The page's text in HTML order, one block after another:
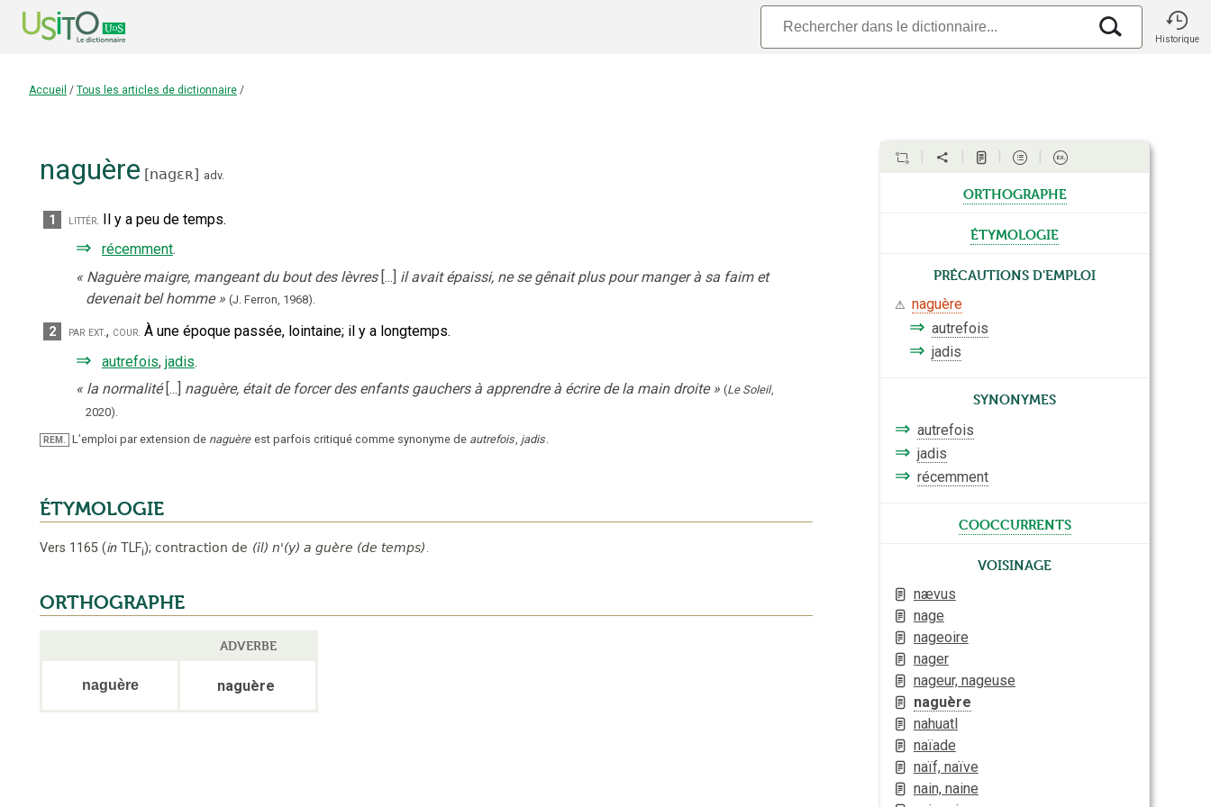
Historique
Accueil / Tous les articles de dictionnaire /
naguère [nagɛʀ] adv.
1 littér. Il y a peu de temps.
⇒ récemment.
« Naguère maigre, mangeant du bout des lèvres [...] il avait épaissi, ne se gênait plus pour manger à sa faim et
devenait bel homme » (J. Ferron, 1968).
2 par ext., cour. À une époque passée, lointaine; il y a longtemps.
⇒ autrefois, jadis.
« la normalité [...] naguère, était de forcer des enfants gauchers à apprendre à écrire de la main droite » (Le Soleil,
2020).
REM. L’emploi par extension de naguère est parfois critiqué comme synonyme de autrefois, jadis.
ÉTYMOLOGIE
Vers 1165 (in TLFi); contraction de (il) n'(y) a guère (de temps).
ORTHOGRAPHE
ADVERBE
naguère naguère
orthographe
étymologie
Précautions d'emploi
⚠ naguère
⇒ autrefois
⇒ jadis
Synonymes
⇒ autrefois
⇒ jadis
⇒ récemment
cooccurrents
Voisinage
nævus
nage
nageoire
nager
nageur, nageuse
naguère
nahuatl
naïade
naïf, naïve
nain, naine